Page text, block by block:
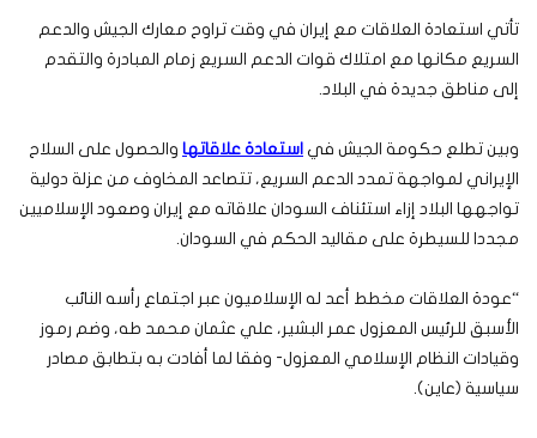
تأتي استعادة العلاقات مع إيران في وقت تراوح معارك الجيش والدعم
السريع مكانها مع امتلاك قوات الدعم السريع زمام المبادرة والتقدم
إلى مناطق جديدة في البلاد.
وبين تطلع حكومة الجيش في استعادة علاقاتها والحصول على السلاح
الإيراني لمواجهة تمدد الدعم السريع، تتصاعد المخاوف من عزلة دولية
تواجهها البلاد إزاء استئناف السودان علاقاته مع إيران وصعود الإسلاميين
مجددا للسيطرة على مقاليد الحكم في السودان.
“عودة العلاقات مخطط أعد له الإسلاميون عبر اجتماع رأسه النائب
الأسبق للرئيس المعزول عمر البشير، علي عثمان محمد طه، وضم رموز
وقيادات النظام الإسلامي المعزول- وفقا لما أفادت به بتطابق مصادر
سياسية (عاين).